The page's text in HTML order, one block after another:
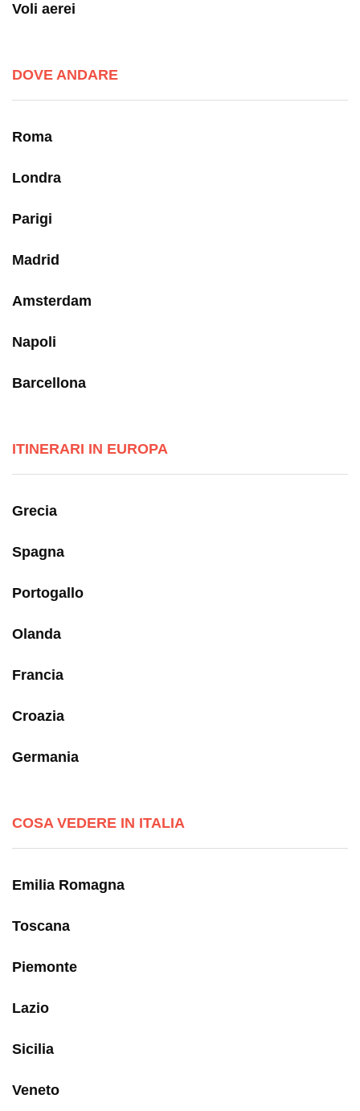
Voli aerei
DOVE ANDARE
Roma
Londra
Parigi
Madrid
Amsterdam
Napoli
Barcellona
ITINERARI IN EUROPA
Grecia
Spagna
Portogallo
Olanda
Francia
Croazia
Germania
COSA VEDERE IN ITALIA
Emilia Romagna
Toscana
Piemonte
Lazio
Sicilia
Veneto